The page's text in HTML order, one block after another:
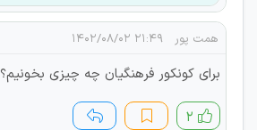
همت پور ۲۱:۴۹ ۱۴۰۲/۰۸/۰۲
برای کونکور فرهنگیان چه چیزی بخونیم؟
۲